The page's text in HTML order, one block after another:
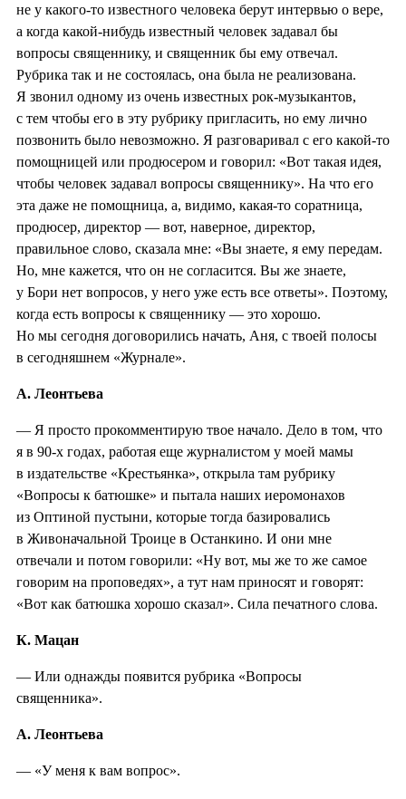
не у какого-то известного человека берут интервью о вере,
а когда какой-нибудь известный человек задавал бы
вопросы священнику, и священник бы ему отвечал.
Рубрика так и не состоялась, она была не реализована.
Я звонил одному из очень известных рок-музыкантов,
с тем чтобы его в эту рубрику пригласить, но ему лично
позвонить было невозможно. Я разговаривал с его какой-то
помощницей или продюсером и говорил: «Вот такая идея,
чтобы человек задавал вопросы священнику». На что его
эта даже не помощница, а, видимо, какая-то соратница,
продюсер, директор — вот, наверное, директор,
правильное слово, сказала мне: «Вы знаете, я ему передам.
Но, мне кажется, что он не согласится. Вы же знаете,
у Бори нет вопросов, у него уже есть все ответы». Поэтому,
когда есть вопросы к священнику — это хорошо.
Но мы сегодня договорились начать, Аня, с твоей полосы
в сегодняшнем «Журнале».
А. Леонтьева
— Я просто прокомментирую твое начало. Дело в том, что
я в 90-х годах, работая еще журналистом у моей мамы
в издательстве «Крестьянка», открыла там рубрику
«Вопросы к батюшке» и пытала наших иеромонахов
из Оптиной пустыни, которые тогда базировались
в Живоначальной Троице в Останкино. И они мне
отвечали и потом говорили: «Ну вот, мы же то же самое
говорим на проповедях», а тут нам приносят и говорят:
«Вот как батюшка хорошо сказал». Сила печатного слова.
К. Мацан
— Или однажды появится рубрика «Вопросы
священника».
А. Леонтьева
— «У меня к вам вопрос».